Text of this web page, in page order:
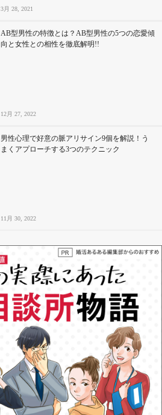
3月 28, 2021
AB型男性の特徴とは？AB型男性の5つの恋愛傾
向と女性との相性を徹底解明!!
12月 27, 2022
男性心理で好意の脈アリサイン9個を解説！う
まくアプローチする3つのテクニック
11月 30, 2022